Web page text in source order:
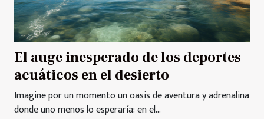
El auge inesperado de los deportes
acuáticos en el desierto
Imagine por un momento un oasis de aventura y adrenalina
donde uno menos lo esperaría: en el...